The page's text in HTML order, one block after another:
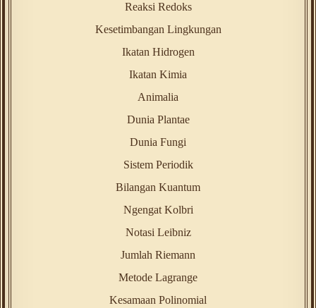
Reaksi Redoks
Kesetimbangan Lingkungan
Ikatan Hidrogen
Ikatan Kimia
Animalia
Dunia Plantae
Dunia Fungi
Sistem Periodik
Bilangan Kuantum
Ngengat Kolbri
Notasi Leibniz
Jumlah Riemann
Metode Lagrange
Kesamaan Polinomial